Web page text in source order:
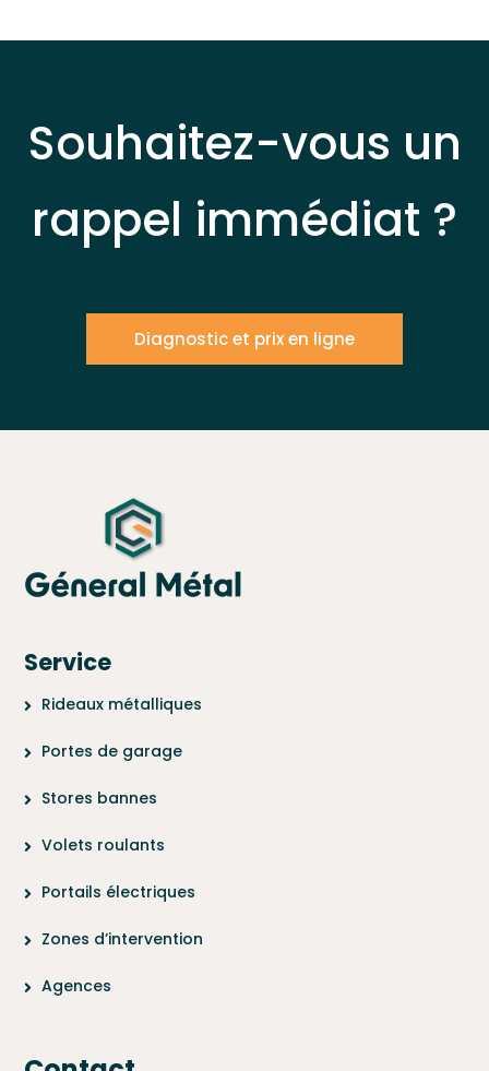
Souhaitez-vous un
rappel immédiat ?
Diagnostic et prix en ligne
Service
Rideaux métalliques
Portes de garage
Stores bannes
Volets roulants
Portails électriques
Zones d’intervention
Agences